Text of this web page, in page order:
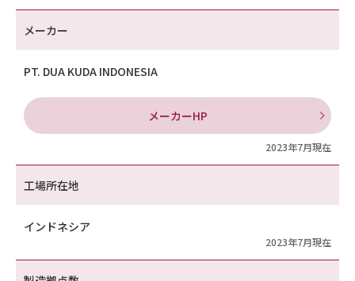
メーカー
PT. DUA KUDA INDONESIA
メーカーHP
2023年7月現在
工場所在地
インドネシア
2023年7月現在